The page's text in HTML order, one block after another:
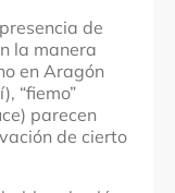
de
la manera
en Aragón
“fiemo”
parecen
de cierto